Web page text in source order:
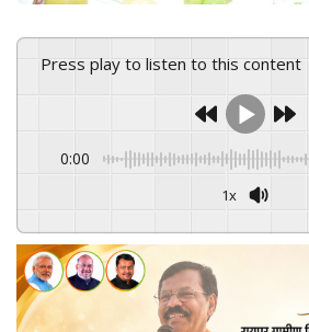
Press play to listen to this content
0:00
1x